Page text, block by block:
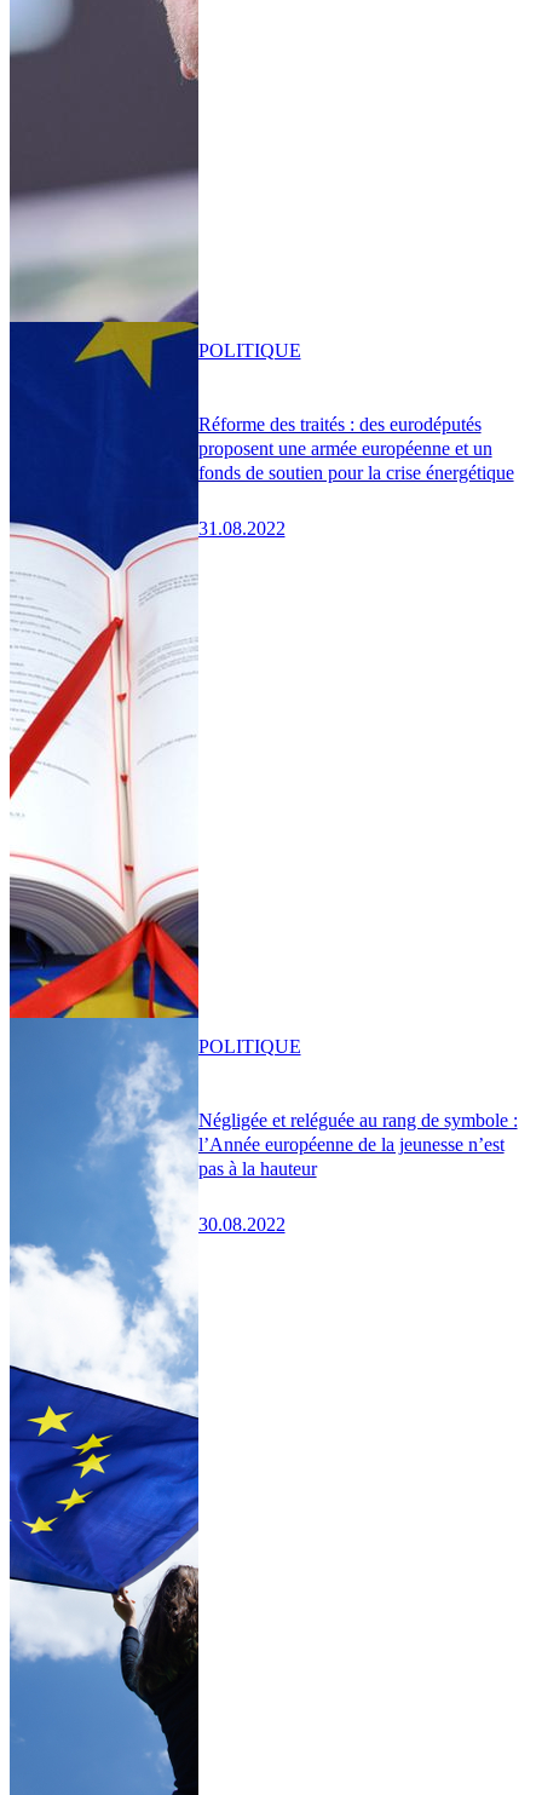
Réforme des traités : des eurodéputés
proposent une armée européenne et un
fonds de soutien pour la crise énergétique
31.08.2022
POLITIQUE
Négligée et reléguée au rang de symbole :
l’Année européenne de la jeunesse n’est
pas à la hauteur
30.08.2022
POLITIQUE